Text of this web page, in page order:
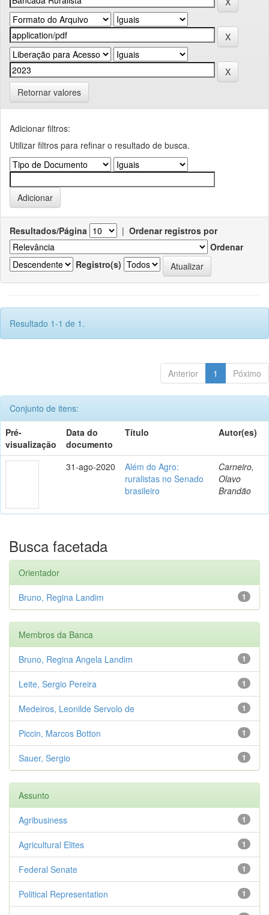
Retornar valores
Adicionar filtros:
Utilizar filtros para refinar o resultado de busca.
Resultados/Página | Ordenar registros por
Ordenar
Registro(s)
Resultado 1-1 de 1.
Anterior 1 Póximo
Conjunto de itens:
Pré-
visualização
Data do
documento
Título Autor(es)
31-ago-2020
Além do Agro:
ruralistas no Senado
brasileiro
Carneiro,
Olavo
Brandão
Busca facetada
Orientador
1
Bruno, Regina Landim
Membros da Banca
1
Bruno, Regina Angela Landim
1
Leite, Sergio Pereira
1
Medeiros, Leonilde Servolo de
1
Piccin, Marcos Botton
1
Sauer, Sergio
Assunto
1
Agribusiness
1
Agricultural Elites
1
Federal Senate
1
Political Representation